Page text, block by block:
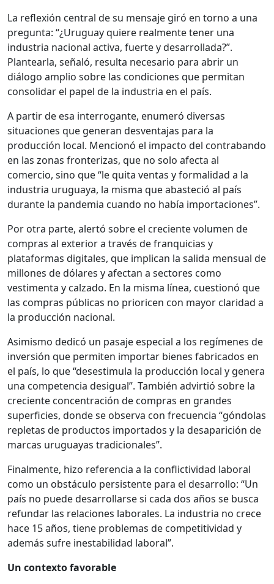
La reflexión central de su mensaje giró en torno a una
pregunta: “¿Uruguay quiere realmente tener una
industria nacional activa, fuerte y desarrollada?”.
Plantearla, señaló, resulta necesario para abrir un
diálogo amplio sobre las condiciones que permitan
consolidar el papel de la industria en el país.
A partir de esa interrogante, enumeró diversas
situaciones que generan desventajas para la
producción local. Mencionó el impacto del contrabando
en las zonas fronterizas, que no solo afecta al
comercio, sino que “le quita ventas y formalidad a la
industria uruguaya, la misma que abasteció al país
durante la pandemia cuando no había importaciones”.
Por otra parte, alertó sobre el creciente volumen de
compras al exterior a través de franquicias y
plataformas digitales, que implican la salida mensual de
millones de dólares y afectan a sectores como
vestimenta y calzado. En la misma línea, cuestionó que
las compras públicas no prioricen con mayor claridad a
la producción nacional.
Asimismo dedicó un pasaje especial a los regímenes de
inversión que permiten importar bienes fabricados en
el país, lo que “desestimula la producción local y genera
una competencia desigual”. También advirtió sobre la
creciente concentración de compras en grandes
superficies, donde se observa con frecuencia “góndolas
repletas de productos importados y la desaparición de
marcas uruguayas tradicionales”.
Finalmente, hizo referencia a la conflictividad laboral
como un obstáculo persistente para el desarrollo: “Un
país no puede desarrollarse si cada dos años se busca
refundar las relaciones laborales. La industria no crece
hace 15 años, tiene problemas de competitividad y
además sufre inestabilidad laboral”.
Un contexto favorable